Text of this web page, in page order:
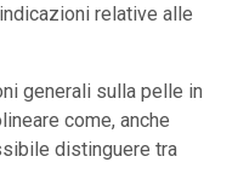
relative alle
generali sulla pelle in
come, anche
distinguere tra